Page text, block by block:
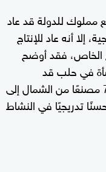
إلى أن أكثر من 300 مصنع مملوك للدولة قد عاد
إلا أنه عاد للإنتاج
الخاص، فقد أوضح
أن أكثر من 400 منشأة في حلب قد
استأنفت نشاطها، كما دخل أكثر من 70 مصنعًا من الشمال إلى
تدريجيًا في النشاط